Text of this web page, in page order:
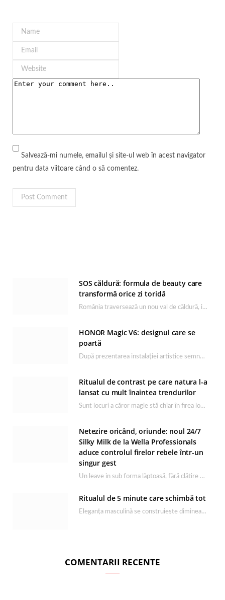
Salvează-mi numele, emailul și site-ul web în acest navigator
pentru data viitoare când o să comentez.
SOS căldură: formula de beauty care
transformă orice zi toridă
România traversează un nou val de căldură, iar rutina de îngrijire capătă un rol esențial…
HONOR Magic V6: designul care se
poartă
După prezentarea instalației artistice semnată de Catrinel Săbăciag în cadrul evenimentului de lansare HONOR Magic…
Ritualul de contrast pe care natura l-a
lansat cu mult înaintea trendurilor
Sunt locuri a căror magie stă chiar în firea lor naturală, iar Lacul Ursu din…
Netezire oricând, oriunde: noul 24/7
Silky Milk de la Wella Professionals
aduce controlul firelor rebele într-un
singur gest
Un leave in sub forma lăptoasă, fără clătire care completează rutina Ultimate Smooth și transformă…
Ritualul de 5 minute care schimbă tot
Eleganța masculină se construiește dimineața, în câteva minute și cu produsele potrivite. O rutină de…
COMENTARII RECENTE